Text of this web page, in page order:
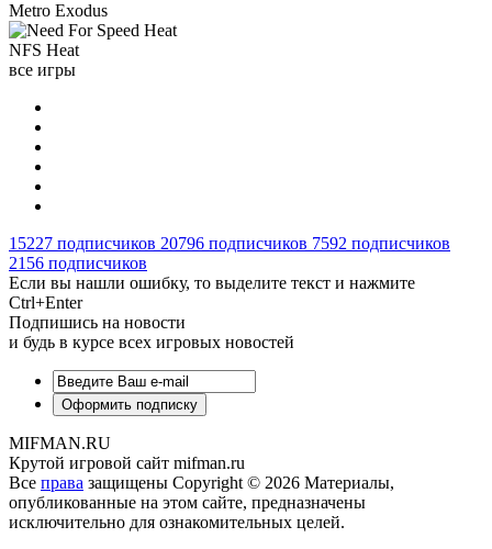
Metro Exodus
NFS Heat
все игры
15227 подписчиков 20796 подписчиков 7592 подписчиков
2156 подписчиков
Если вы нашли ошибку, то выделите текст и нажмите
Ctrl+Enter
Подпишись на новости
и будь в курсе всех игровых новостей
MIFMAN.RU
Крутой игровой сайт mifman.ru
Все права защищены Copyright © 2026 Материалы,
опубликованные на этом сайте, предназначены
исключительно для ознакомительных целей.